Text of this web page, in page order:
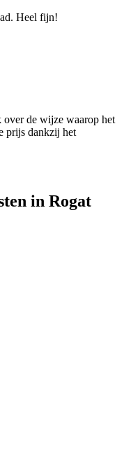
Heel fijn!
over de wijze waarop het
prijs dankzij het
in Rogat